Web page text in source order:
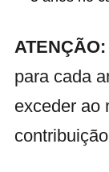
ATENÇÃO:
para cada
exceder ao